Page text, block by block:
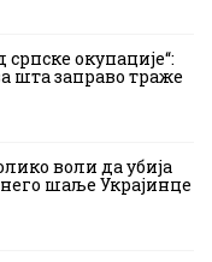
окупације“:
шта заправо траже
воли да убија
шаље Украјинце